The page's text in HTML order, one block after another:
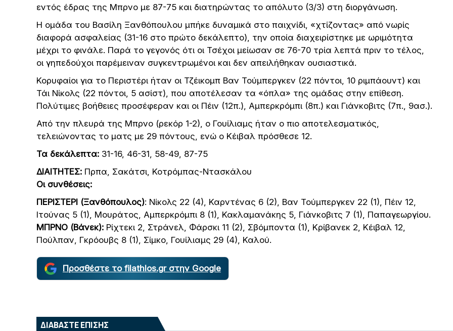
εντός έδρας της Μπρνο με 87-75 και διατηρώντας το απόλυτο (3/3) στη διοργάνωση.
Η ομάδα του Βασίλη Ξανθόπουλου μπήκε δυναμικά στο παιχνίδι, «χτίζοντας» από νωρίς
διαφορά ασφαλείας (31-16 στο πρώτο δεκάλεπτο), την οποία διαχειρίστηκε με ωριμότητα
μέχρι το φινάλε. Παρά το γεγονός ότι οι Τσέχοι μείωσαν σε 76-70 τρία λεπτά πριν το τέλος,
οι γηπεδούχοι παρέμειναν συγκεντρωμένοι και δεν απειλήθηκαν ουσιαστικά.
Κορυφαίοι για το Περιστέρι ήταν οι Τζέικομπ Βαν Τούμπεργκεν (22 πόντοι, 10 ριμπάουντ) και
Τάι Νίκολς (22 πόντοι, 5 ασίστ), που αποτέλεσαν τα «όπλα» της ομάδας στην επίθεση.
Πολύτιμες βοήθειες προσέφεραν και οι Πέιν (12π.), Αμπερκρόμπι (8π.) και Γιάνκοβιτς (7π., 9ασ.).
Από την πλευρά της Μπρνο (ρεκόρ 1-2), ο Γουίλιαμς ήταν ο πιο αποτελεσματικός,
τελειώνοντας το ματς με 29 πόντους, ενώ ο Κέιβαλ πρόσθεσε 12.
Τα δεκάλεπτα: 31-16, 46-31, 58-49, 87-75
ΔΙΑΙΤΗΤΕΣ: Πρπα, Σακάτσι, Κοτρόμπας-Ντασκάλου
Οι συνθέσεις:
ΠΕΡΙΣΤΕΡΙ (Ξανθόπουλος): Νίκολς 22 (4), Καρντένας 6 (2), Βαν Τούμπεργκεν 22 (1), Πέιν 12,
Ιτούνας 5 (1), Μουράτος, Αμπερκρόμπι 8 (1), Κακλαμανάκης 5, Γιάνκοβιτς 7 (1), Παπαγεωργίου.
ΜΠΡΝΟ (Βάνεκ): Ρίχτεκι 2, Στράνελ, Φάρσκι 11 (2), Σβόμποντα (1), Κρίβανεκ 2, Κέιβαλ 12,
Πούλπαν, Γκρόουβς 8 (1), Σίμκο, Γουίλιαμς 29 (4), Καλού.
Προσθέστε το filathlos.gr στην Google
ΔΙΑΒΑΣΤΕ ΕΠΙΣΗΣ